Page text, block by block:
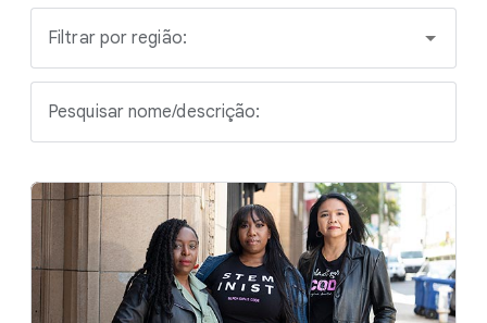
Filtrar por região:
Pesquisar nome/descrição: